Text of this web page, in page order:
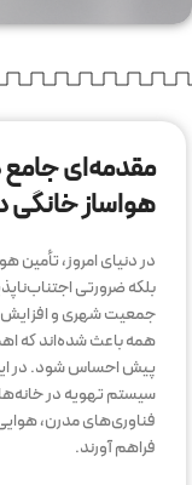
مقدمه‌ای جامع
هواساز خانگی
در دنیای امروز،
بلکه ضرورتی
جمعیت شهری و افزایش
همه باعث شده‌اند که
پیش احساس شود. در این
سیستم تهویه در
فناوری‌های مدرن،
فراهم آورند.